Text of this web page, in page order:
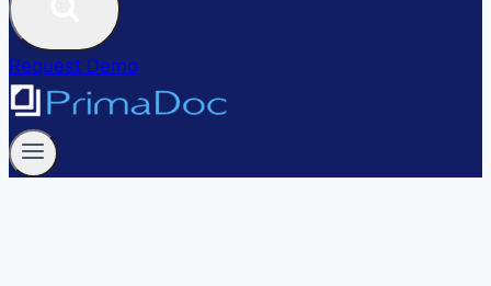
Request Demo